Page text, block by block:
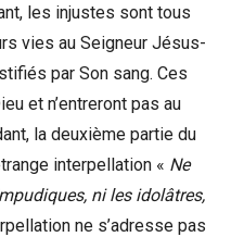
les injustes sont tous
vies au Seigneur Jésus-
par Son sang. Ces
et n’entreront pas au
la deuxième partie du
interpellation « Ne
ni les idolâtres,
ne s’adresse pas